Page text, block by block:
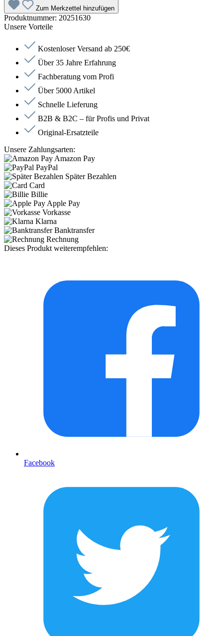
Zum Merkzettel hinzufügen
Produktnummer: 20251630
Unsere Vorteile
Kostenloser Versand ab 250€
Über 35 Jahre Erfahrung
Fachberatung vom Profi
Über 5000 Artikel
Schnelle Lieferung
B2B & B2C – für Profis und Privat
Original-Ersatzteile
Unsere Zahlungsarten:
Amazon Pay
PayPal
Später Bezahlen
Card
Billie
Apple Pay
Vorkasse
Klarna
Banktransfer
Rechnung
Dieses Produkt weiterempfehlen:
Facebook